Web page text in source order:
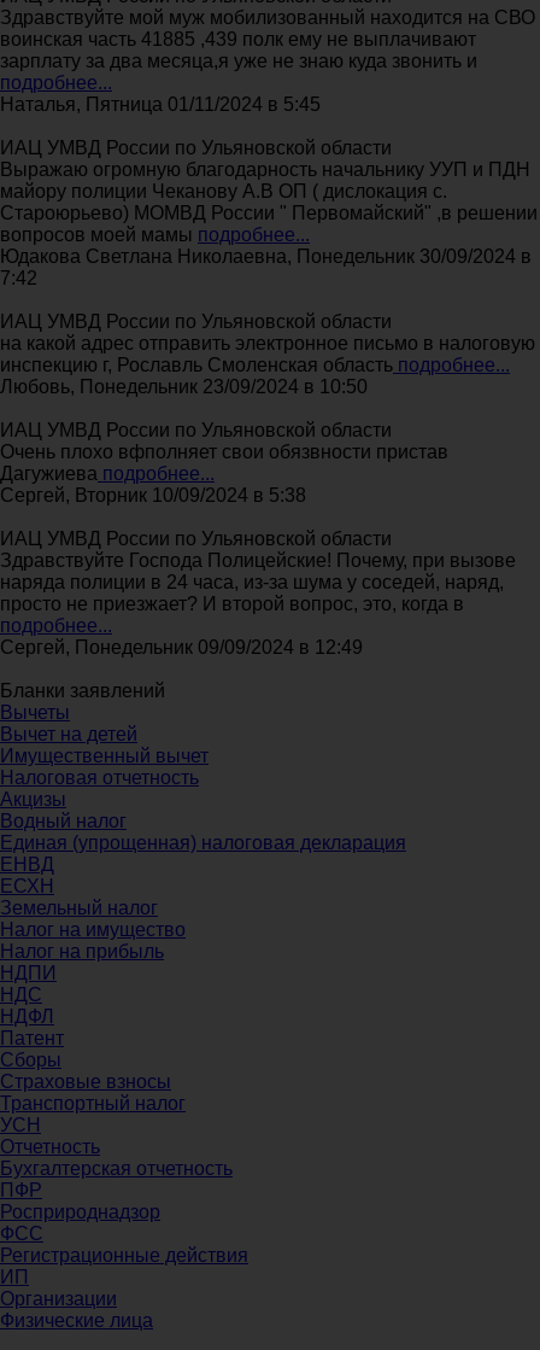
Здравствуйте мой муж мобилизованный находится на СВО
воинская часть 41885 ,439 полк ему не выплачивают
зарплату за два месяца,я уже не знаю куда звонить и
подробнее...
Наталья, Пятница 01/11/2024 в 5:45
ИАЦ УМВД России по Ульяновской области
Выражаю огромную благодарность начальнику УУП и ПДН
майору полиции Чеканову А.В ОП ( дислокация с.
Староюрьево) МОМВД России " Первомайский" ,в решении
вопросов моей мамы подробнее...
Юдакова Светлана Николаевна, Понедельник 30/09/2024 в
7:42
ИАЦ УМВД России по Ульяновской области
на какой адрес отправить электронное письмо в налоговую
инспекцию г, Рославль Смоленская область подробнее...
Любовь, Понедельник 23/09/2024 в 10:50
ИАЦ УМВД России по Ульяновской области
Очень плохо вфполняет свои обязвности пристав
Дагужиева подробнее...
Сергей, Вторник 10/09/2024 в 5:38
ИАЦ УМВД России по Ульяновской области
Здравствуйте Господа Полицейские! Почему, при вызове
наряда полиции в 24 часа, из-за шума у соседей, наряд,
просто не приезжает? И второй вопрос, это, когда в
подробнее...
Сергей, Понедельник 09/09/2024 в 12:49
Бланки заявлений
Вычеты
Вычет на детей
Имущественный вычет
Налоговая отчетность
Акцизы
Водный налог
Единая (упрощенная) налоговая декларация
ЕНВД
ЕСХН
Земельный налог
Налог на имущество
Налог на прибыль
НДПИ
НДС
НДФЛ
Патент
Сборы
Страховые взносы
Транспортный налог
УСН
Отчетность
Бухгалтерская отчетность
ПФР
Росприроднадзор
ФСС
Регистрационные действия
ИП
Организации
Физические лица